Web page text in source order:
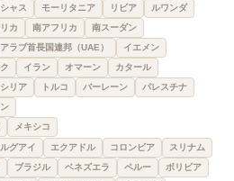
ャス モーリタニア リビア
ルワンダ
カ 南アフリカ 南スーダン
アラブ首長国連邦（UAE）
イエメン
イラン オマーン
カタール
シリア トルコ バーレーン
パレスチナ
メキシコ
グアイ エクアドル コロンビア
スリナム
ブラジル ベネズエラ ペルー ボリビア